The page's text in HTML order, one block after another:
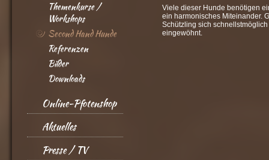
Themenkurse /
Workshops
Second Hand Hunde
Referenzen
Bilder
Downloads
Online-Pfotenshop
Aktuelles
Presse / TV
Viele dieser Hunde benötigen
ein harmonisches Miteinander.
Schützling sich
eingewöhnt.